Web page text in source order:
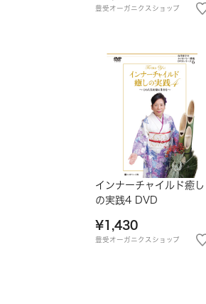
豊受オーガニクスショップ
インナーチャイルド癒し
の実践4 DVD
¥1,430
豊受オーガニクスショップ